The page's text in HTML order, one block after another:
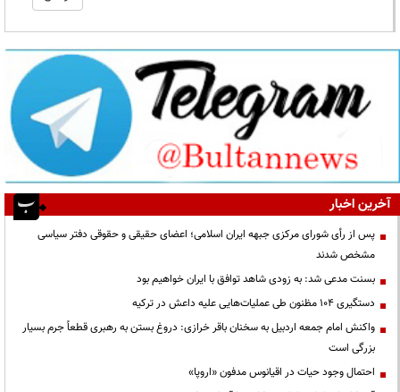
آخرین اخبار
پس از رأی شورای مرکزی جبهه ایران اسلامی؛ اعضای حقیقی و حقوقی دفتر سیاسی
مشخص شدند
بسنت مدعی شد: به زودی شاهد توافق با ایران خواهیم بود
دستگیری ۱۰۴ مظنون طی عملیات‌هایی علیه داعش در ترکیه
واکنش امام جمعه اردبیل به سخنان باقر خرازی: دروغ بستن به رهبری قطعاً جرم بسیار
بزرگی است
احتمال وجود حیات در اقیانوس مدفون «اروپا»